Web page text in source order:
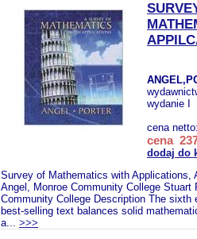
wydanie I
cena
cena
dodaj do
Survey of Mathematics with Applications,
Angel, Monroe Community College Stuart
Community College Description The sixth
best-selling text balances solid
a... >>>